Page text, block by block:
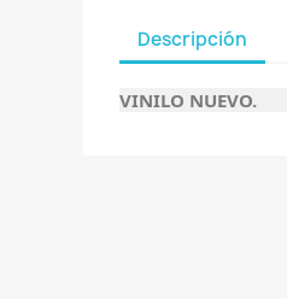
Descripción
VINILO NUEVO.